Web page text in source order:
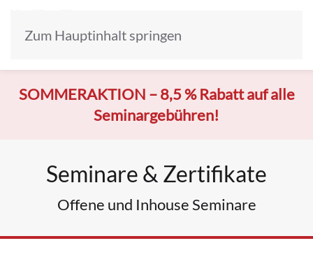
Zum Hauptinhalt springen
SOMMERAKTION –8,5 % Rabatt auf alle
Seminargebühren!
Seminare & Zertifikate
Offene und Inhouse Seminare